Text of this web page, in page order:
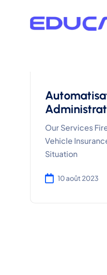
Our Services
Vehicle
Situation
10 août 2023